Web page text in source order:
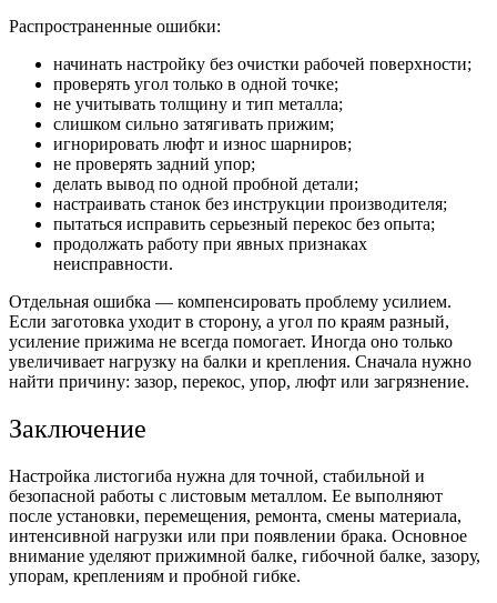
Распространенные ошибки:
начинать настройку без очистки рабочей поверхности;
проверять угол только в одной точке;
не учитывать толщину и тип металла;
слишком сильно затягивать прижим;
игнорировать люфт и износ шарниров;
не проверять задний упор;
делать вывод по одной пробной детали;
настраивать станок без инструкции производителя;
пытаться исправить серьезный перекос без опыта;
продолжать работу при явных признаках
неисправности.
Отдельная ошибка — компенсировать проблему усилием.
Если заготовка уходит в сторону, а угол по краям разный,
усиление прижима не всегда помогает. Иногда оно только
увеличивает нагрузку на балки и крепления. Сначала нужно
найти причину: зазор, перекос, упор, люфт или загрязнение.
Заключение
Настройка листогиба нужна для точной, стабильной и
безопасной работы с листовым металлом. Ее выполняют
после установки, перемещения, ремонта, смены материала,
интенсивной нагрузки или при появлении брака. Основное
внимание уделяют прижимной балке, гибочной балке, зазору,
упорам, креплениям и пробной гибке.